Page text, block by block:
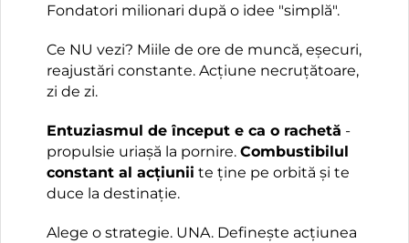
Fondatori milionari după o idee "simplă".
Ce NU vezi? Miile de ore de muncă, eșecuri,
reajustări constante. Acțiune necruțătoare,
zi de zi.
Entuziasmul de început e ca o rachetă -
propulsie uriașă la pornire. Combustibilul
constant al acțiunii te ține pe orbită și te
duce la destinație.
Alege o strategie. UNA. Definește acțiunea